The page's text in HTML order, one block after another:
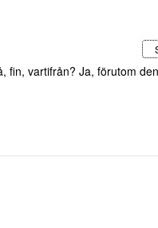
fin, vartifrån? Ja, förutom